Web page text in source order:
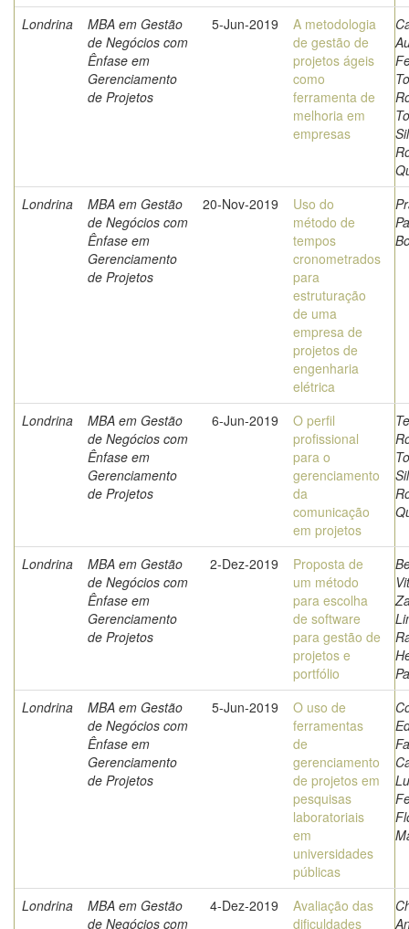
Londrina
MBA em Gestão
de Negócios com
Ênfase em
Gerenciamento
de Projetos
5-Jun-2019
A metodologia
de gestão de
projetos ágeis
como
ferramenta de
melhoria em
empresas
Londrina
MBA em Gestão
de Negócios com
Ênfase em
Gerenciamento
de Projetos
20-Nov-2019
Uso do
método de
tempos
cronometrados
para
estruturação
de uma
empresa de
projetos de
engenharia
elétrica
Londrina
MBA em Gestão
de Negócios com
Ênfase em
Gerenciamento
de Projetos
6-Jun-2019
O perfil
profissional
para o
gerenciamento
da
comunicação
em projetos
Londrina
MBA em Gestão
de Negócios com
Ênfase em
Gerenciamento
de Projetos
2-Dez-2019
Proposta de
um método
para escolha
de software
para gestão de
projetos e
portfólio
Londrina
MBA em Gestão
de Negócios com
Ênfase em
Gerenciamento
de Projetos
5-Jun-2019
O uso de
ferramentas
de
gerenciamento
de projetos em
pesquisas
laboratoriais
em
universidades
públicas
Londrina
MBA em Gestão
de Negócios com
4-Dez-2019
Avaliação das
dificuldades